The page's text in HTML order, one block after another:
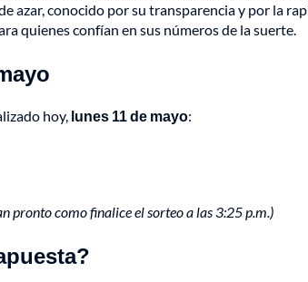
azar, conocido por su transparencia y por la
quienes confían en sus números de la suerte.
hoy, lunes 11 de mayo:
pronto como finalice el sorteo a las 3:25 p.m.)